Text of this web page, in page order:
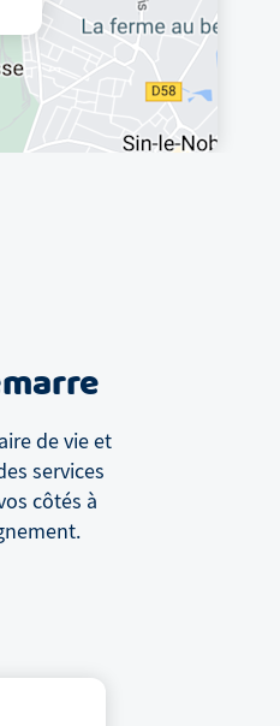
de vie et
services
côtés à